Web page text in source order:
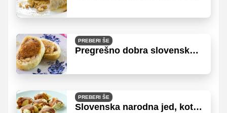
sestavin
PREBERI ŠE
Pregrešno dobra slovenska
PREBERI ŠE
Slovenska narodna jed, kot